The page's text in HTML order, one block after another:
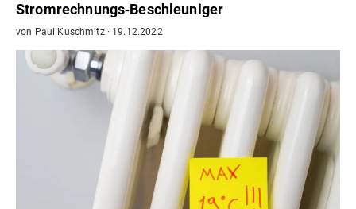
Stromrechnungs‐Beschleuniger
von Paul Kuschmitz· 19.12.2022